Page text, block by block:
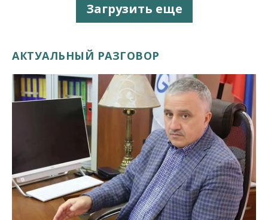
Загрузить еще
АКТУАЛЬНЫЙ РАЗГОВОР